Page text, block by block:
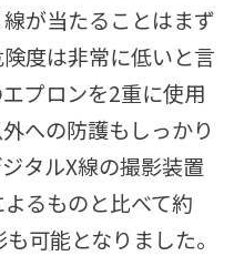
が当たることはまず
度は非常に低いと言
プロンを2重に使用
への防護もしっかり
タルX線の撮影装置
るものと比べて約
可能となりました。